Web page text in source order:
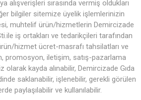
alışverişleri sırasında vermiş oldukları
bilgiler sitemize üyelik işlemlerinizin
muhtelif ürün/hizmetlerin Demircizade
iş ortakları ve tedarikçileri tarafından
hizmet ücret-masrafı tahsilatları ve
promosyon, iletişim, satış-pazarlama
olarak kayda alınabilir, Demircizade Gıda
saklanabilir, işlenebilir, gerekli görülen
paylaşılabilir ve kullanılabilir.